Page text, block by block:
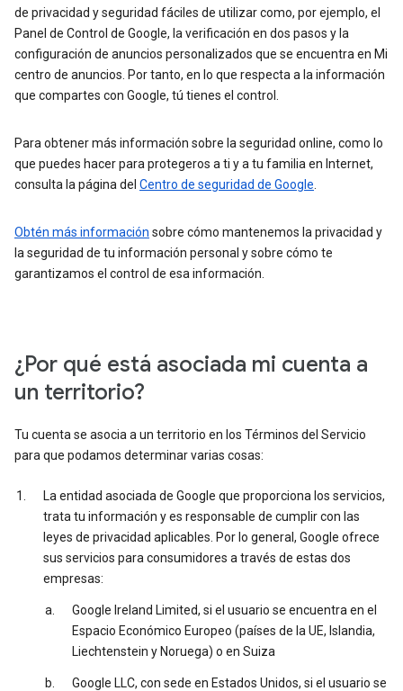
de privacidad y seguridad fáciles de utilizar como, por ejemplo, el
Panel de Control de Google, la verificación en dos pasos y la
configuración de anuncios personalizados que se encuentra en Mi
centro de anuncios. Por tanto, en lo que respecta a la información
que compartes con Google, tú tienes el control.
Para obtener más información sobre la seguridad online, como lo
que puedes hacer para protegeros a ti y a tu familia en Internet,
consulta la página del Centro de seguridad de Google
Obtén más información sobre cómo mantenemos la privacidad y
la seguridad de tu información personal y sobre cómo te
garantizamos el control de esa información.
¿Por qué está asociada mi cuenta a
un territorio?
Tu cuenta se asocia a un territorio en los Términos del Servicio
para que podamos determinar varias cosas:
La entidad asociada de Google que proporciona los servicios,
trata tu información y es responsable de cumplir con las
leyes de privacidad aplicables. Por lo general, Google ofrece
sus servicios para consumidores a través de estas dos
empresas:
Google Ireland Limited, si el usuario se encuentra en el
Espacio Económico Europeo (países de la UE, Islandia,
Liechtenstein y Noruega) o en Suiza
Google LLC, con sede en Estados Unidos, si el usuario se